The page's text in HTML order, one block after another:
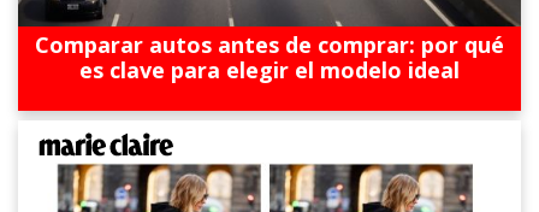
Comparar autos antes de comprar: por qué
es clave para elegir el modelo ideal